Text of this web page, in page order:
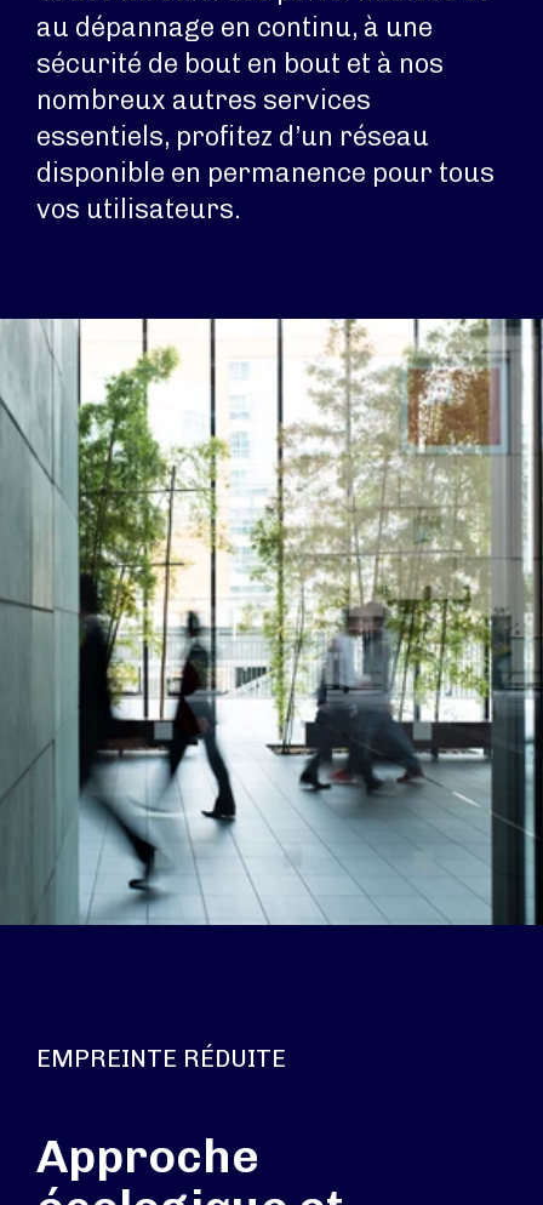
au dépannage en continu, à une
sécurité de bout en bout et à nos
nombreux autres services
essentiels, profitez d’un réseau
disponible en permanence pour tous
vos utilisateurs.
EMPREINTE RÉDUITE
Approche